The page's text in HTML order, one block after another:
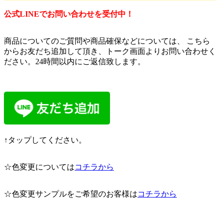
公式LINEでお問い合わせを受付中！
商品についてのご質問や商品確保などについては、 こちら
からお友だち追加して頂き、トーク画面よりお問い合わせく
ださい。24時間以内にご返信致します。
↑タップしてください。
☆色変更についてはコチラから
☆色変更サンプルをご希望のお客様はコチラから